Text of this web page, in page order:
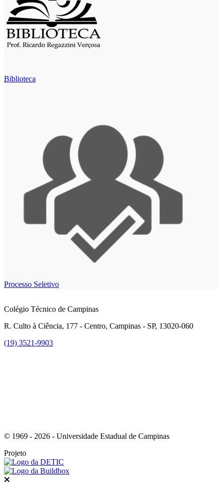
Biblioteca
Processo Seletivo
Colégio Técnico de Campinas
R. Culto à Ciência, 177 - Centro, Campinas - SP, 13020-060
(19) 3521-9903
© 1969 - 2026 - Universidade Estadual de Campinas
Projeto